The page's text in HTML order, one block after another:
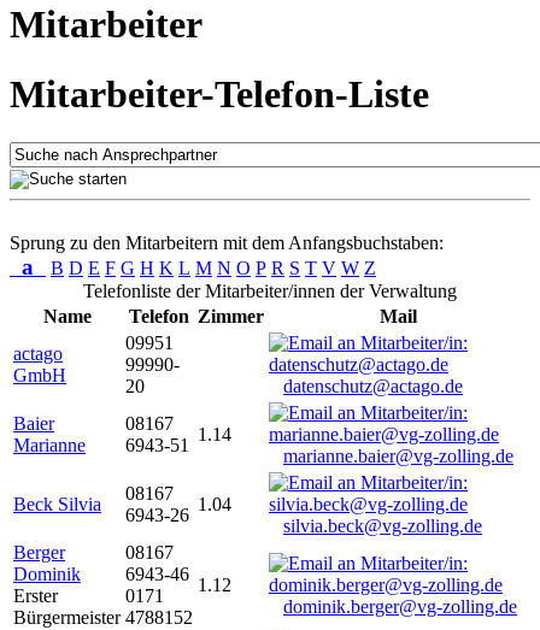
Mitarbeiter
Mitarbeiter-Telefon-Liste
Sprung zu den Mitarbeitern mit dem Anfangsbuchstaben:
a B D E F G H K L M N O P R S T V W Z
Telefonliste der Mitarbeiter/innen der Verwaltung
Name
Telefon Zimmer
Mail
actago
GmbH
09951
99990-
20
datenschutz@actago.de
Baier
Marianne
08167
6943-51
1.14
marianne.baier@vg-zolling.de
Beck Silvia
08167
6943-26
1.04
silvia.beck@vg-zolling.de
Berger
Dominik
Erster
Bürgermeister
08167
6943-46
0171
4788152
1.12
dominik.berger@vg-zolling.de